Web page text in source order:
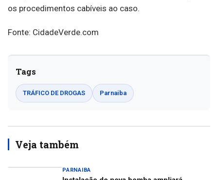
os procedimentos cabíveis ao caso.
Fonte: CidadeVerde.com
Tags
TRÁFICO DE DROGAS Parnaiba
Veja também
PARNAIBA